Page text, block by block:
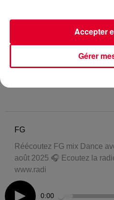
FG
Réécoutez FG mix Dance
août 2025 🎧 Ecoutez la
www.radi
0:00
Gérer
Accepter